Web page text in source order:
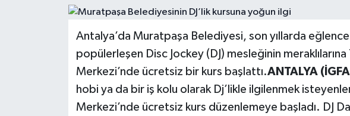
Antalya’da Muratpaşa Belediyesi, son yıllarda
popülerleşen Disc Jockey (DJ) mesleğinin
Merkezi’nde ücretsiz bir kurs başlattı.ANTALYA
hobi ya da bir iş kolu olarak Dj’likle ilgilenmek
Merkezi’nde ücretsiz kurs düzenlemeye başladı. DJ
Haber Arşivi